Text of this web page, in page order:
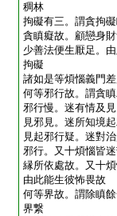
稠林
拘礙有三。謂貪拘
貪瞋癡故。顧戀身
少善法便生厭足。
拘礙
諸如是等煩惱義門
何等邪行故。謂貪
邪行慢。迷有情及
見邪見。迷所知境
見起邪行疑。迷對
邪行。又十煩惱皆
縁所依處故。又十
由此能生彼怖畏故
何等界故。謂除瞋
界繋